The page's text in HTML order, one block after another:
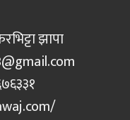
झापा